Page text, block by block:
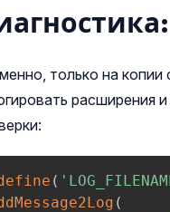
только на копии
расширения
(
(